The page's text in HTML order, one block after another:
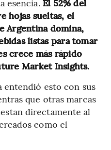
esencia. El 52% del
hojas sueltas, el
Argentina domina,
listas para tomar
crece más rápido
Market Insights.
entendió esto con sus
que otras marcas
directamente al
como el